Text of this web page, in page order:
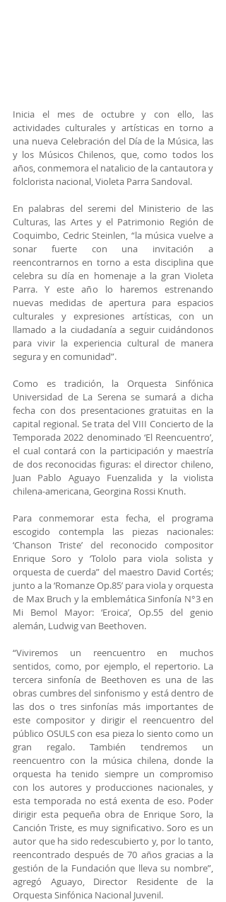
Inicia el mes de octubre y con ello, las
actividades culturales y artísticas en torno a
una nueva Celebración del Día de la Música, las
y los Músicos Chilenos, que, como todos los
años, conmemora el natalicio de la cantautora y
folclorista nacional, Violeta Parra Sandoval.
En palabras del seremi del Ministerio de las
Culturas, las Artes y el Patrimonio Región de
Coquimbo, Cedric Steinlen, “la música vuelve a
sonar fuerte con una invitación a
reencontrarnos en torno a esta disciplina que
celebra su día en homenaje a la gran Violeta
Parra. Y este año lo haremos estrenando
nuevas medidas de apertura para espacios
culturales y expresiones artísticas, con un
llamado a la ciudadanía a seguir cuidándonos
para vivir la experiencia cultural de manera
segura y en comunidad”.
Como es tradición, la Orquesta Sinfónica
Universidad de La Serena se sumará a dicha
fecha con dos presentaciones gratuitas en la
capital regional. Se trata del VIII Concierto de la
Temporada 2022 denominado ‘El Reencuentro’,
el cual contará con la participación y maestría
de dos reconocidas figuras: el director chileno,
Juan Pablo Aguayo Fuenzalida y la violista
chilena-americana, Georgina Rossi Knuth.
Para conmemorar esta fecha, el programa
escogido contempla las piezas nacionales:
‘Chanson Triste’ del reconocido compositor
Enrique Soro y ‘Tololo para viola solista y
orquesta de cuerda” del maestro David Cortés;
junto a la ‘Romanze Op.85’ para viola y orquesta
de Max Bruch y la emblemática Sinfonía N°3 en
Mi Bemol Mayor: ‘Eroica’, Op.55 del genio
alemán, Ludwig van Beethoven.
“Viviremos un reencuentro en muchos
sentidos, como, por ejemplo, el repertorio. La
tercera sinfonía de Beethoven es una de las
obras cumbres del sinfonismo y está dentro de
las dos o tres sinfonías más importantes de
este compositor y dirigir el reencuentro del
público OSULS con esa pieza lo siento como un
gran regalo. También tendremos un
reencuentro con la música chilena, donde la
orquesta ha tenido siempre un compromiso
con los autores y producciones nacionales, y
esta temporada no está exenta de eso. Poder
dirigir esta pequeña obra de Enrique Soro, la
Canción Triste, es muy significativo. Soro es un
autor que ha sido redescubierto y, por lo tanto,
reencontrado después de 70 años gracias a la
gestión de la Fundación que lleva su nombre”,
agregó Aguayo, Director Residente de la
Orquesta Sinfónica Nacional Juvenil.